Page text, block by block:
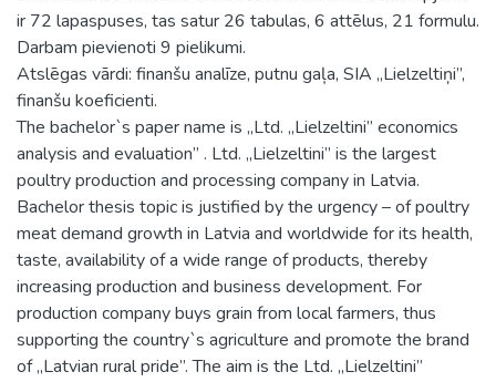
ir 72 lapaspuses, tas satur 26 tabulas, 6 attēlus, 21 formulu.
Darbam pievienoti 9 pielikumi.
Atslēgas vārdi: finanšu analīze, putnu gaļa, SIA „Lielzeltiņi”,
finanšu koeficienti.
The bachelor`s paper name is „Ltd. „Lielzeltini” economics
analysis and evaluation” . Ltd. „Lielzeltini” is the largest
poultry production and processing company in Latvia.
Bachelor thesis topic is justified by the urgency – of poultry
meat demand growth in Latvia and worldwide for its health,
taste, availability of a wide range of products, thereby
increasing production and business development. For
production company buys grain from local farmers, thus
supporting the country`s agriculture and promote the brand
of „Latvian rural pride”. The aim is the Ltd. „Lielzeltini”